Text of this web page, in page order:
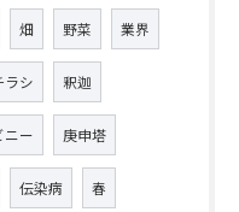
畑 野菜 業界
ラシ 釈迦
ニー 庚申塔
伝染病 春